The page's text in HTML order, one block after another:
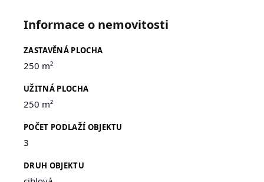
Informace o nemovitosti
ZASTAVĚNÁ PLOCHA
250 m²
UŽITNÁ PLOCHA
250 m²
POČET PODLAŽÍ OBJEKTU
3
DRUH OBJEKTU